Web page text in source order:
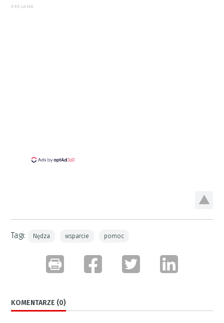
REKLAMA
Tagi: Nędza wsparcie pomoc
KOMENTARZE (0)